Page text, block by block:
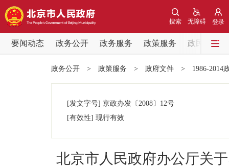
登录
无障碍
搜索
要闻动态 政务公开 政务服务 政策服务
政民互动
党中央精神
政务公开 > 政策服务 > 政府文件 > 1986-2014
[发文字号] 京政办发 〔2008〕 12号
[有效性] 现行有效
北京市人民政府办公厅关